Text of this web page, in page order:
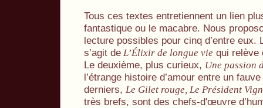
Tous ces textes entretiennent un lien
fantastique ou le macabre. Nous
lecture possibles pour cinq d’entre eux.
s’agit de L’Élixir de longue vie qui relève
Le deuxième, plus curieux, Une passion
l’étrange histoire d’amour entre un
derniers, Le Gilet rouge, Le Président
très brefs, sont des chefs-d'œuvre